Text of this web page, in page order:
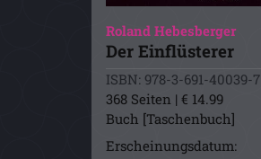
Roland Hebesberger
Der Einflüsterer
ISBN: 978-3-691-40039-7
368 Seiten | € 14.99
Buch [Taschenbuch]
Erscheinungsdatum: